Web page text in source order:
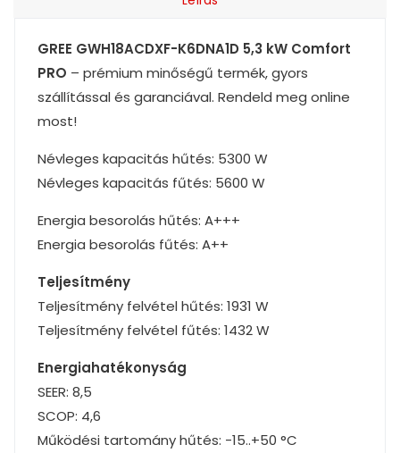
GREE GWH18ACDXF-K6DNA1D 5,3 kW Comfort
PRO – prémium minőségű termék, gyors
szállítással és garanciával. Rendeld meg online
most!
Névleges kapacitás hűtés: 5300 W
Névleges kapacitás fűtés: 5600 W
Energia besorolás hűtés: A+++
Energia besorolás fűtés: A++
Teljesítmény
Teljesítmény felvétel hűtés: 1931 W
Teljesítmény felvétel fűtés: 1432 W
Energiahatékonyság
SEER: 8,5
SCOP: 4,6
Működési tartomány hűtés: -15..+50 °C